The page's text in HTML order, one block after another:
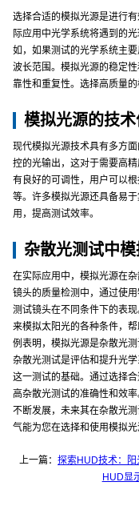
选择合适的模拟光源是进行
际应用中光学系统将遇到的
如，如果测试的光学系统主
波长范围。模拟光源的稳定
靠性和重复性。选择高质量
模拟光源的技
现代模拟光源技术具有多方
控的光输出，这对于需要高
有良好的可调性，用户可以
等。许多模拟光源还具备易
用，提高测试效率。
杂散光测试中
在实际应用中，模拟光源在
镜头的质量检测中，通过使
测试镜头在不同条件下的表
来模拟太阳光的各种条件，
例表明，模拟光源是杂散光测
杂散光测试是评估和提升光
这一测试的基础。通过选择
高杂散光测试的准确性和效
不断发展，未来其在杂散光
气能为您在选择和使用模拟
上一篇：探索HUD技术：
HUD显